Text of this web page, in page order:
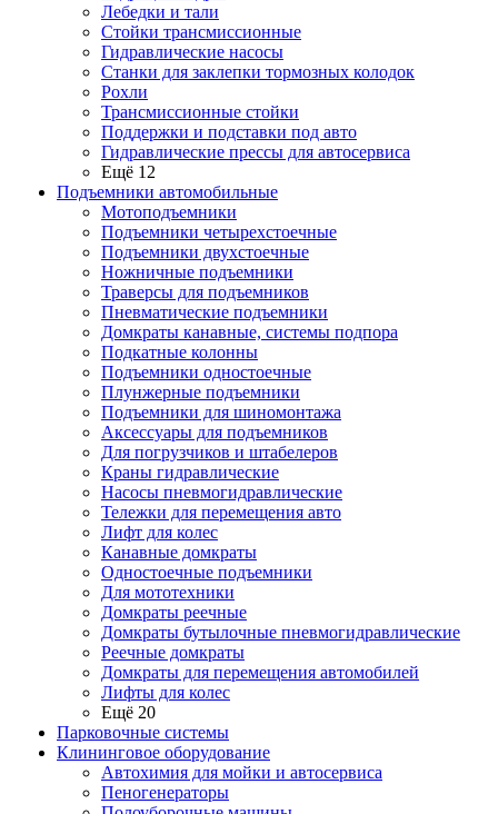
Лебедки и тали
Стойки трансмиссионные
Гидравлические насосы
Cтанки для заклепки тормозных колодок
Рохли
Трансмиссионные стойки
Поддержки и подставки под авто
Гидравлические прессы для автосервиса
Ещё 12
Подъемники автомобильные
Мотоподъемники
Подъемники четырехстоечные
Подъемники двухстоечные
Ножничные подъемники
Траверсы для подъемников
Пневматические подъемники
Домкраты канавные, системы подпора
Подкатные колонны
Подъемники одностоечные
Плунжерные подъемники
Подъемники для шиномонтажа
Аксессуары для подъемников
Для погрузчиков и штабелеров
Краны гидравлические
Насосы пневмогидравлические
Тележки для перемещения авто
Лифт для колес
Канавные домкраты
Одностоечные подъемники
Для мототехники
Домкраты реечные
Домкраты бутылочные пневмогидравлические
Реечные домкраты
Домкраты для перемещения автомобилей
Лифты для колес
Ещё 20
Парковочные системы
Клининговое оборудование
Автохимия для мойки и автосервиса
Пеногенераторы